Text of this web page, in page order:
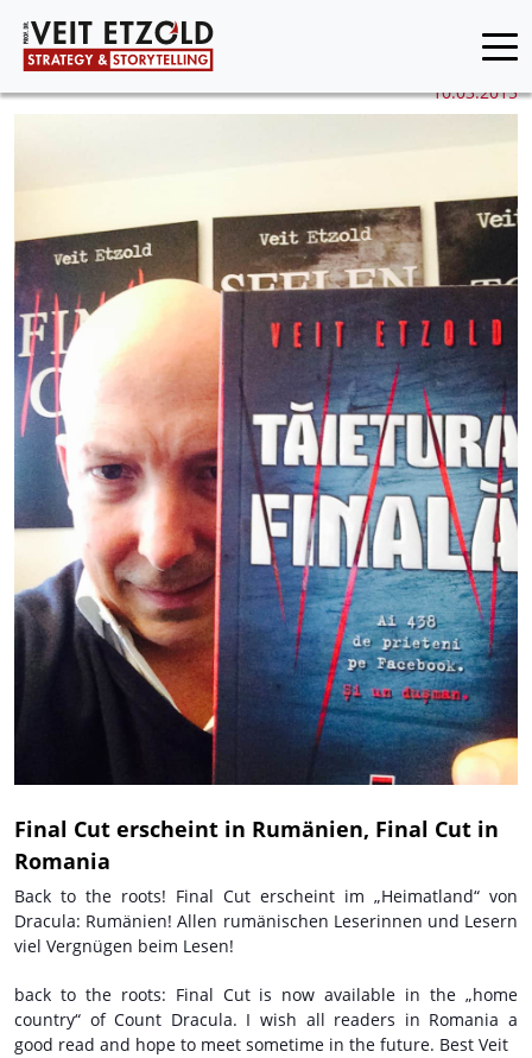
10.03.2015
Final Cut erscheint in Rumänien, Final Cut in
Romania
Back to the roots! Final Cut erscheint im „Heimatland“ von
Dracula: Rumänien! Allen rumänischen Leserinnen und Lesern
viel Vergnügen beim Lesen!
back to the roots: Final Cut is now available in the „home
country“ of Count Dracula. I wish all readers in Romania a
good read and hope to meet sometime in the future. Best Veit